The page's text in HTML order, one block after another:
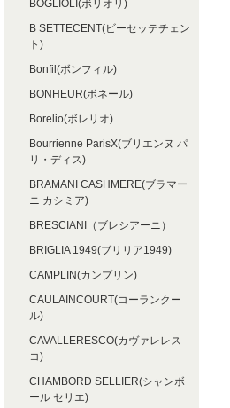
BOGLIOLI(ボリオリ)
B SETTECENT(ビーセッテチェン
ト)
Bonfil(ボンフィル)
BONHEUR(ボネール)
Borelio(ボレリオ)
Bourrienne ParisX(ブリエンヌ パ
リ・ディス)
BRAMANI CASHMERE(ブラマー
ニ カシミア)
BRESCIANI（ブレシアーニ）
BRIGLIA 1949(ブリリア1949)
CAMPLIN(カンプリン)
CAULAINCOURT(コーランクー
ル)
CAVALLERESCO(カヴァレレス
コ)
CHAMBORD SELLIER(シャンボ
ール セリエ)